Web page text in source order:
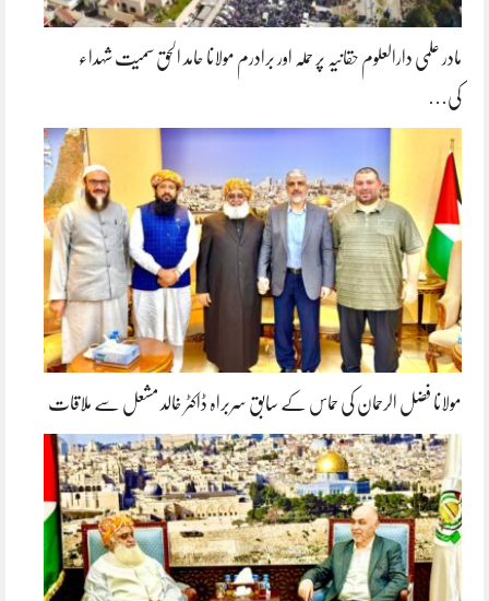
مادر علمی دارالعلوم حقانیہ پر حملہ اور برادرم مولانا حامد الحق سمیت شہداء
کی…
مولانا فضل الرحمان کی حماس کے سابق سربراہ ڈاکٹر خالد مشعل سے ملاقات